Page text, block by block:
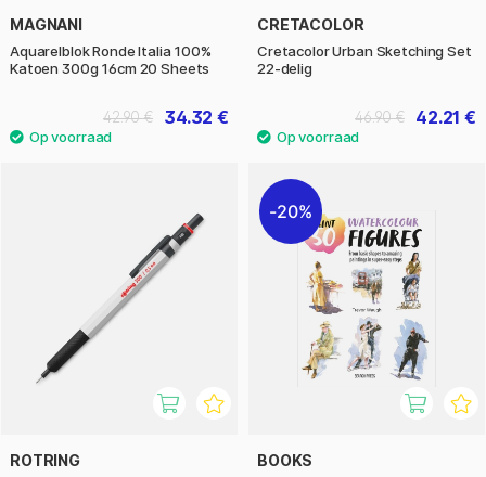
MAGNANI
Aquarelblok Ronde Italia 100%
Katoen 300g 16cm 20 Sheets
34.32 €
42.90 €
CRETACOLOR
Cretacolor Urban Sketching Set
22-delig
42.21 €
46.90 €
ROTRING
20%
BOOKS